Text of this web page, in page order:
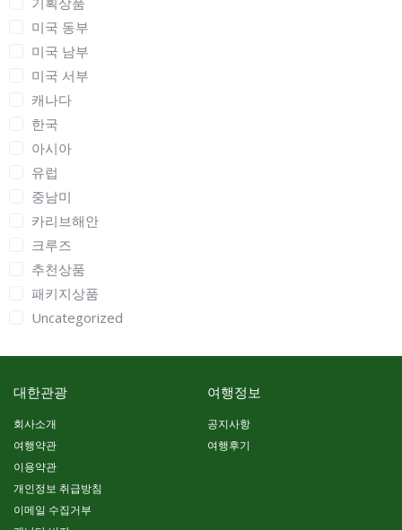
미국 동부
미국 남부
미국 서부
캐나다
한국
아시아
유럽
중남미
카리브해안
크루즈
추천상품
패키지상품
Uncategorized
대한관광
회사소개
여행약관
이용약관
개인정보 취급방침
이메일 수집거부
여행정보
공지사항
여행후기